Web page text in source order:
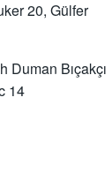
20, Gülfer
Bıçakçı
14